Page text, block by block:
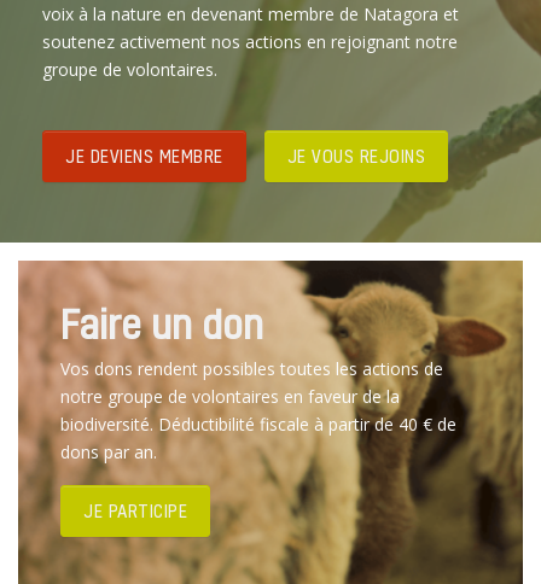
voix à la nature en devenant membre de Natagora et
soutenez activement nos actions en rejoignant notre
groupe de volontaires.
JE DEVIENS MEMBRE JE VOUS REJOINS
Faire un don
Vos dons rendent possibles toutes les actions de
notre groupe de volontaires en faveur de la
biodiversité. Déductibilité fiscale à partir de 40 € de
dons par an.
JE PARTICIPE